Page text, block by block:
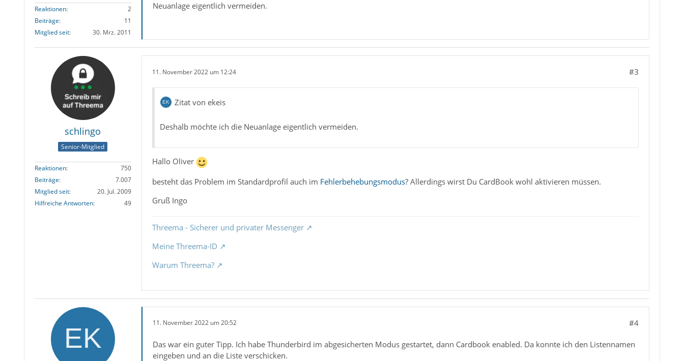
Reaktionen
2
Beiträge
11
Mitglied seit
30. Mrz. 2011
Neuanlage eigentlich vermeiden.
schlingo
Senior-Mitglied
Reaktionen
750
Beiträge
7.007
Mitglied seit
20. Jul. 2009
Hilfreiche Antworten
49
11. November 2022 um 12:24 #3
Zitat von ekeis
Deshalb möchte ich die Neuanlage eigentlich vermeiden.
Hallo Oliver
besteht das Problem im Standardprofil auch im Fehlerbehebungsmodus? Allerdings wirst Du CardBook wohl aktivieren müssen.
Gruß Ingo
Threema - Sicherer und privater Messenger
Meine Threema-ID
Warum Threema?
11. November 2022 um 20:52 #4
Das war ein guter Tipp. Ich habe Thunderbird im abgesicherten Modus gestartet, dann Cardbook enabled. Da konnte ich den Listennamen
eingeben und an die Liste verschicken.